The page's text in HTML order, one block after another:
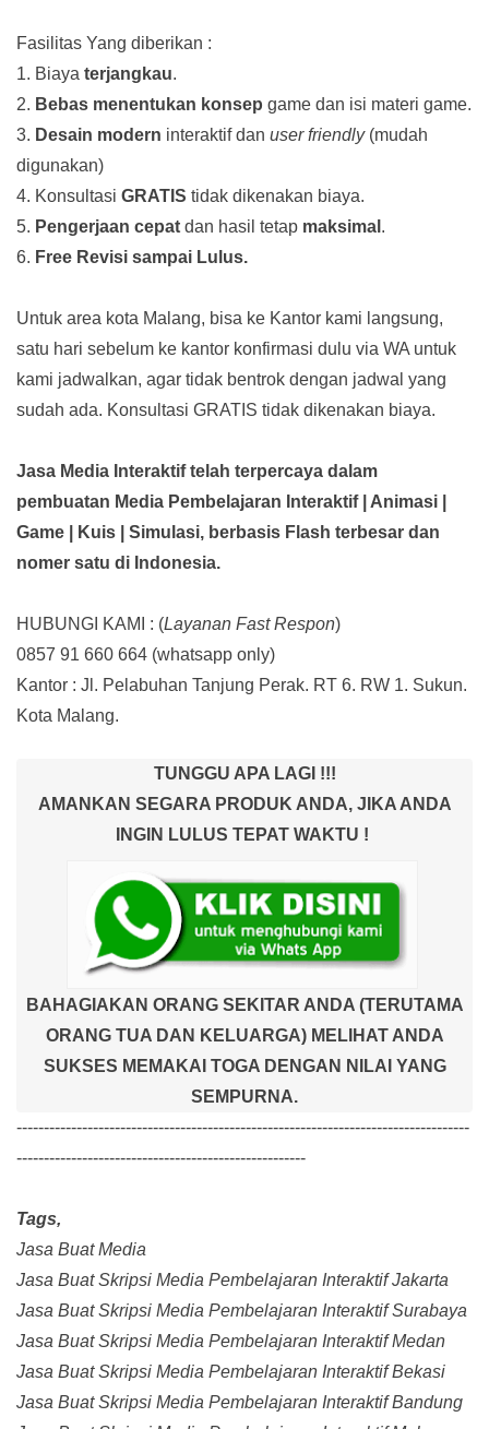
Fasilitas Yang diberikan :
1. Biaya terjangkau.
2. Bebas menentukan konsep game dan isi materi game.
3. Desain modern interaktif dan user friendly(mudah
digunakan)
4. Konsultasi GRATIS tidak dikenakan biaya.
5. Pengerjaan cepat dan hasil tetap maksimal .
6. Free Revisi sampai Lulus.
Untuk area kota Malang, bisa ke Kantor kami langsung,
satu hari sebelum ke kantor konfirmasi dulu via WA untuk
kami jadwalkan, agar tidak bentrok dengan jadwal yang
sudah ada. Konsultasi GRATIS tidak dikenakan biaya.
Jasa Media Interaktif telah terpercaya dalam
pembuatan Media Pembelajaran Interaktif| Animasi |
Game | Kuis | Simulasi, berbasis Flash terbesar dan
nomer satu di Indonesia.
HUBUNGI KAMI : (Layanan Fast Respon)
0857 91 660 664 (whatsapp only)
Kantor : Jl. Pelabuhan Tanjung Perak. RT 6. RW 1. Sukun.
Kota Malang.
TUNGGU APA LAGI !!!
AMANKAN SEGARA PRODUK ANDA, JIKA ANDA
INGIN LULUS TEPAT WAKTU !
BAHAGIAKAN ORANG SEKITAR ANDA (TERUTAMA
ORANG TUA DAN KELUARGA) MELIHAT ANDA
SUKSES MEMAKAI TOGA DENGAN NILAI YANG
SEMPURNA.
-----------------------------------------------------------------------------------
-----------------------------------------------------
Tags,
Jasa Buat Media
Jasa Buat Skripsi Media Pembelajaran Interaktif Jakarta
Jasa Buat Skripsi Media Pembelajaran Interaktif Surabaya
Jasa Buat Skripsi Media Pembelajaran Interaktif Medan
Jasa Buat Skripsi Media Pembelajaran Interaktif Bekasi
Jasa Buat Skripsi Media Pembelajaran Interaktif Bandung